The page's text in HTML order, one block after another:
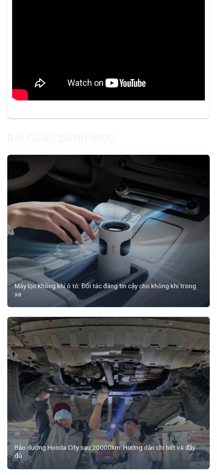
Máy lọc không khí ô tô: Đối tác đáng tin cậy cho không khí trong
xe
Bảo dưỡng Honda City sau 20000km: Hướng dẫn chi tiết và đầy
đủ